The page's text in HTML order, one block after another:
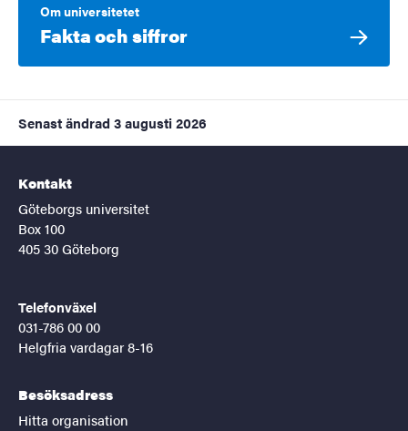
Om universitetet
Fakta och siffror
Senast ändrad 3 augusti 2026
Kontakt
Göteborgs universitet
Box 100
405 30 Göteborg
Telefonväxel
031-786 00 00
Helgfria vardagar 8-16
Besöksadress
Hitta organisation